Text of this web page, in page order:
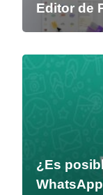
Editor de
¿Es